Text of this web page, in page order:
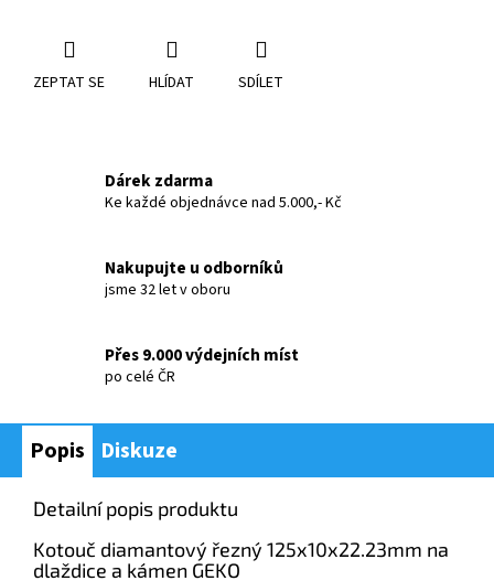
ZEPTAT SE HLÍDAT SDÍLET
Dárek zdarma
Ke každé objednávce nad 5.000,- Kč
Nakupujte u odborníků
jsme 32 let v oboru
Přes 9.000 výdejních míst
po celé ČR
Popis Diskuze
Detailní popis produktu
Kotouč diamantový řezný 125x10x22.23mm na
dlaždice a kámen GEKO